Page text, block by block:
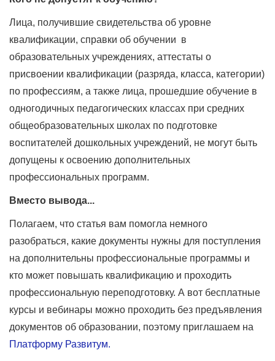
Лица, получившие свидетельства об уровне
квалификации, справки об обучении в
образовательных учреждениях, аттестаты о
присвоении квалификации (разряда, класса, категории)
по профессиям, а также лица, прошедшие обучение в
одногодичных педагогических классах при средних
общеобразовательных школах по подготовке
воспитателей дошкольных учреждений, не могут быть
допущены к освоению дополнительных
профессиональных программ.
Вместо вывода...
Полагаем, что статья вам помогла немного
разобраться, какие документы нужны для поступления
на дополнительны профессиональные программы и
кто может повышать квалификацию и проходить
профессиональную переподготовку. А вот бесплатные
курсы и вебинары можно проходить без предъявления
документов об образовании, поэтому приглашаем на
Платформу Развитум.